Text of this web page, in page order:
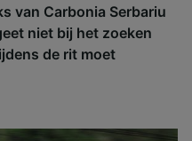
van Carbonia Serbariu
niet bij het zoeken
de rit moet